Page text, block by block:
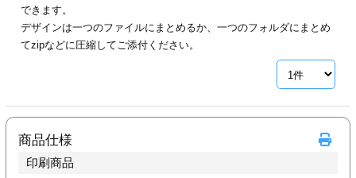
印刷
リーブ印刷
フォルダー
ァイル印刷
できます。
デザインは一つのファイルにまとめるか、一つのフォルダにまとめ
てzipなどに圧縮してご添付ください。
商品仕様
印刷商品